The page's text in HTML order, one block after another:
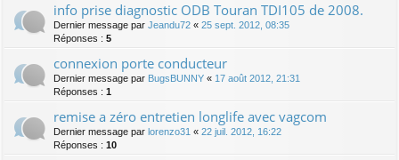
info prise diagnostic ODB Touran TDI105 de 2008.
Dernier message par Jeandu72 « 25 sept. 2012, 08:35
Réponses : 5
connexion porte conducteur
Dernier message par BugsBUNNY « 17 août 2012, 21:31
Réponses : 1
remise a zéro entretien longlife avec vagcom
Dernier message par lorenzo31 « 22 juil. 2012, 16:22
Réponses : 10